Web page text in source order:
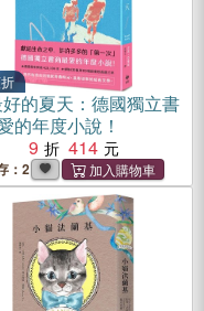
的夏天：德國獨立書
的年度小說！
9
414
：2